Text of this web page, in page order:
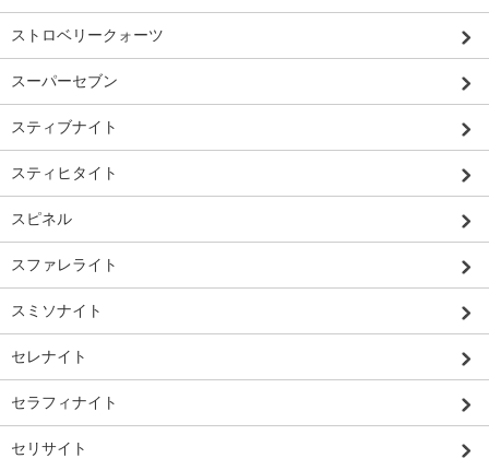
ストロベリークォーツ
スーパーセブン
スティブナイト
スティヒタイト
スピネル
スファレライト
スミソナイト
セレナイト
セラフィナイト
セリサイト